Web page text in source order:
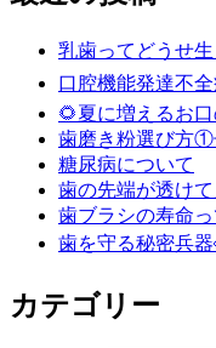
乳歯ってどうせ
口腔機能発達不全
🌻夏に増えるお
歯磨き粉選び方①
糖尿病について
歯の先端が透けて
歯ブラシの寿命っ
歯を守る秘密兵器
カテゴリー